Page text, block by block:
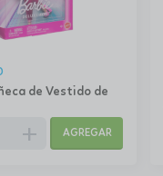
de Vestido de
add AGREGAR